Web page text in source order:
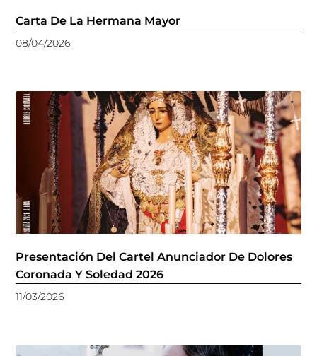
Carta De La Hermana Mayor
08/04/2026
Presentación Del Cartel Anunciador De Dolores
Coronada Y Soledad 2026
11/03/2026